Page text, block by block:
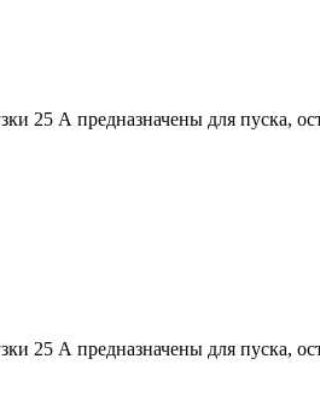
25 А предназначены для пуска,
25 А предназначены для пуска,